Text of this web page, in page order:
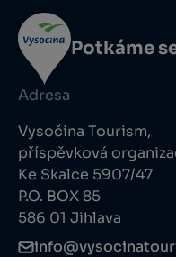
Potkáme
Adresa
Vysočina Tourism,
příspěvková
Ke Skalce 5907/47
P.O. BOX 85
586 01 Jihlava